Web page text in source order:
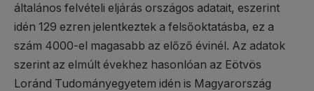
általános felvételi eljárás országos adatait, eszerint
idén 129 ezren jelentkeztek a felsőoktatásba, ez a
szám 4000-el magasabb az előző évinél. Az adatok
szerint az elmúlt évekhez hasonlóan az Eötvös
Loránd Tudományegyetem idén is Magyarország